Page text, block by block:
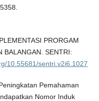
PRORGAM
BALANGAN. SENTRI:
10.55681/sentri.v2i6.1027
Pemahaman
Nomor Induk